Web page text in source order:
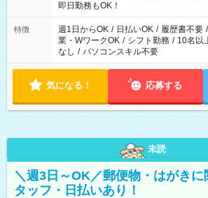
即日勤務もOK！
特徴 週1日からOK / 日払いOK / 履歴書不要 /
業・WワークOK / シフト勤務 / 10名以
なし / パソコンスキル不要
気になる！ 応募する
未読
＼週3日～OK／郵便物・はがきに
タッフ・日払いあり！